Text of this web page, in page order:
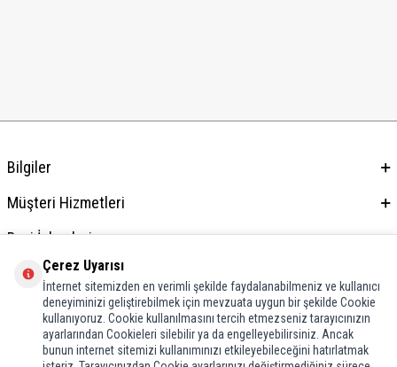
Bilgiler
Müşteri Hizmetleri
Bayi İşlemleri
Adres & İletişim
Çerez Uyarısı
İnternet sitemizden en verimli şekilde faydalanabilmeniz ve kullanıcı
deneyiminizi geliştirebilmek için mevzuata uygun bir şekilde Cookie
kullanıyoruz. Cookie kullanılmasını tercih etmezseniz tarayıcınızın
ayarlarından Cookieleri silebilir ya da engelleyebilirsiniz. Ancak
bunun internet sitemizi kullanımınızı etkileyebileceğini hatırlatmak